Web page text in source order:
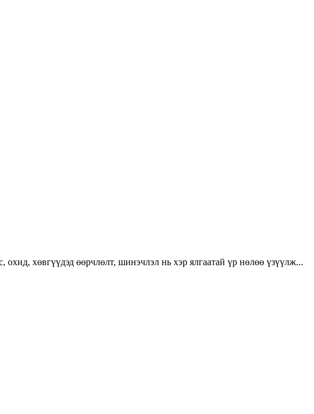
хөвгүүдэд өөрчлөлт, шинэчлэл нь хэр ялгаатай үр нөлөө үзүүлж...